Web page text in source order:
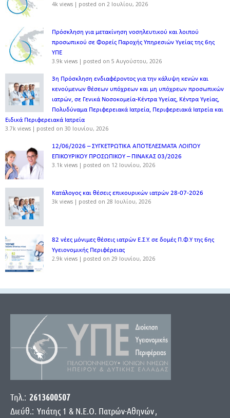
4k views | posted on 2 Ιουλίου, 2026
Πρόσκληση για μετακίνηση νοσηλευτικού και λοιπού
προσωπικού σε Φορείς Παροχής Υπηρεσιών Υγείας της 6ης
ΥΠΕ
3.9k views | posted on 5 Αυγούστου, 2026
3η Πρόσκληση ενδιαφέροντος για την κάλυψη κενών και
κενούμενων θέσεων υπόχρεων και μη υπόχρεων προσωπικών
ιατρών, σε Γενικά Νοσοκομεία-Κέντρα Υγείας, Κέντρα Υγείας,
Πολυδύναμα Περιφερειακά Ιατρεία, Περιφερειακά Ιατρεία και
Ειδικά Περιφερειακά Ιατρεία
3.7k views | posted on 30 Ιουνίου, 2026
12/06/2026 – ΣΥΓΚΕΤΡΩΤΙΚΑ ΑΠΟΤΕΛΕΣΜΑΤΑ ΛΟΙΠΟΥ
ΕΠΙΚΟΥΡΙΚΟΥ ΠΡΟΣΩΠΙΚΟΥ – ΠΙΝΑΚΑΣ 03/2026
3.1k views | posted on 12 Ιουνίου, 2026
Κατάλογος και θέσεις επικουρικών ιατρών 28-07-2026
3k views | posted on 28 Ιουλίου, 2026
82 νέες μόνιμες θέσεις ιατρών Ε.Σ.Υ. σε δομές Π.Φ.Υ της 6ης
Υγειονομικής Περιφέρειας
2.9k views | posted on 29 Ιουνίου, 2026
Τηλ.: 2613600507
Διεύθ.: Yπάτης 1 & Ν.Ε.Ο. Πατρών-Αθηνών,